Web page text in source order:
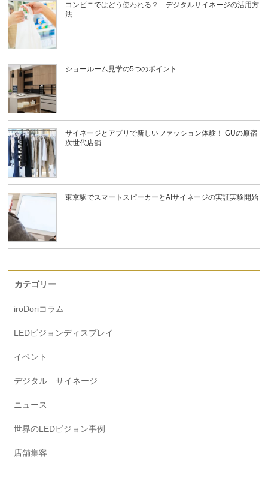
コンビニではどう使われる？ デジタルサイネージの活用方
法
ショールーム見学の5つのポイント
サイネージとアプリで新しいファッション体験！ GUの原宿
次世代店舗
東京駅でスマートスピーカーとAIサイネージの実証実験開始
カテゴリー
iroDoriコラム
LEDビジョンディスプレイ
イベント
デジタル サイネージ
ニュース
世界のLEDビジョン事例
店舗集客